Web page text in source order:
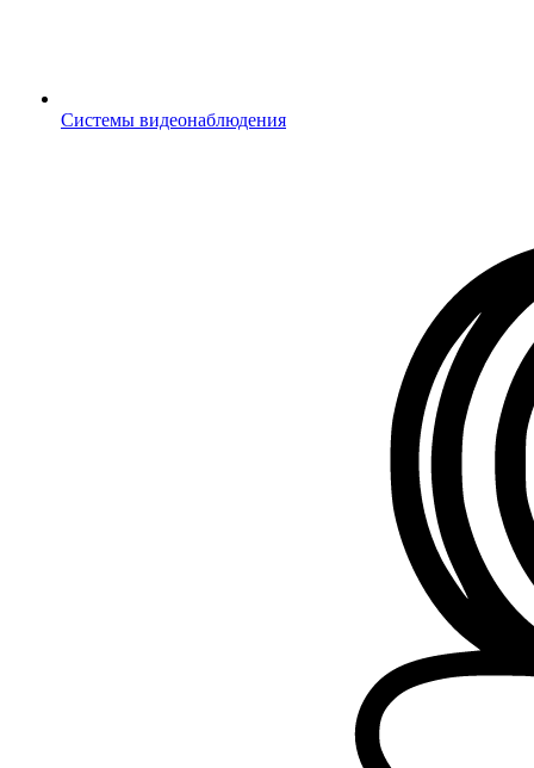
Системы видеонаблюдения